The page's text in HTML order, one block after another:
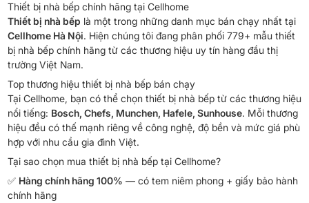
Thiết bị nhà bếp chính hãng tại Cellhome
Thiết bị nhà bếp là một trong những danh mục bán chạy nhất tại
Cellhome Hà Nội. Hiện chúng tôi đang phân phối 779+ mẫu thiết
bị nhà bếp chính hãng từ các thương hiệu uy tín hàng đầu thị
trường Việt Nam.
Top thương hiệu thiết bị nhà bếp bán chạy
Tại Cellhome, bạn có thể chọn thiết bị nhà bếp từ các thương hiệu
nổi tiếng: Bosch, Chefs, Munchen, Hafele, Sunhouse. Mỗi thương
hiệu đều có thế mạnh riêng về công nghệ, độ bền và mức giá phù
hợp với nhu cầu gia đình Việt.
Tại sao chọn mua thiết bị nhà bếp tại Cellhome?
✅ Hàng chính hãng 100% — có tem niêm phong + giấy bảo hành
chính hãng